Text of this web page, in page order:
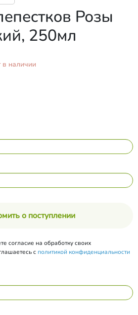
Розы
250мл
в наличии
о поступлении
согласие на обработку своих
с политикой конфиденциальности